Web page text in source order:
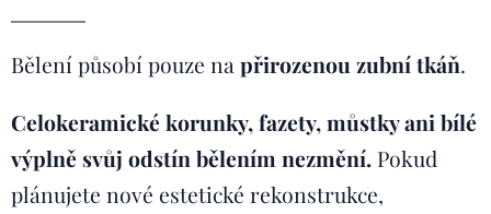
Bělení působí pouze na přirozenou zubní tkáň.
Celokeramické korunky, fazety, můstky ani bílé
výplně svůj odstín bělením nezmění. Pokud
plánujete nové estetické rekonstrukce,